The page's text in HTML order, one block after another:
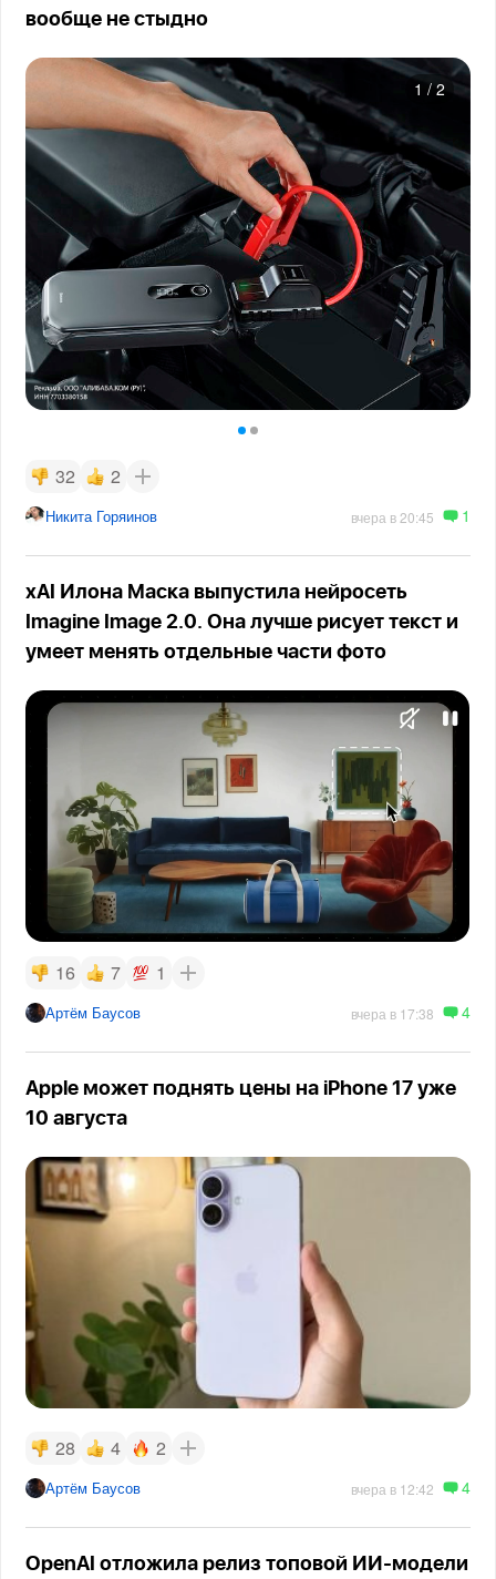
вообще не стыдно
1 / 2
32 2
Никита Горяинов вчера в 20:45 1
xAI Илона Маска выпустила нейросеть
Imagine Image 2.0. Она лучше рисует текст и
умеет менять отдельные части фото
16 7 1
Артём Баусов вчера в 17:38 4
Apple может поднять цены на iPhone 17 уже
10 августа
28 4 2
Артём Баусов вчера в 12:42 4
OpenAI отложила релиз топовой ИИ-модели